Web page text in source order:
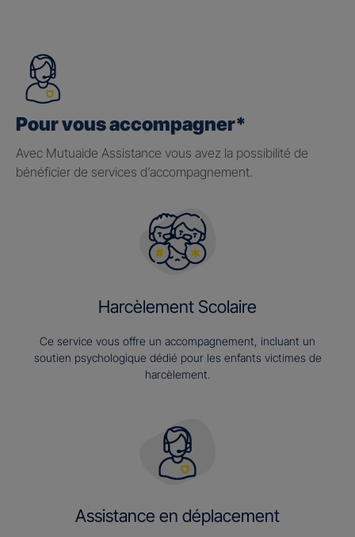
Pour vous accompagner*
Avec Mutuaide Assistance vous avez la possibilité de
bénéficier de services d’accompagnement.
Harcèlement Scolaire
Ce service vous offre un accompagnement, incluant un
soutien psychologique dédié pour les enfants victimes de
harcèlement.
Assistance en déplacement